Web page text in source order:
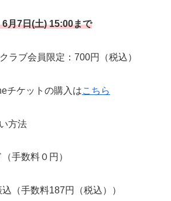
月7日(土) 15:00まで
ラブ会員限定：700円（税込）
チケットの購入はこちら
方法
手数料０円）
（手数料187円（税込））